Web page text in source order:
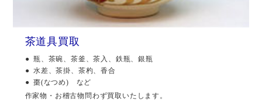
茶道具買取
瓶、茶碗、茶釜、茶入、鉄瓶、銀瓶
水差、茶掛、茶杓、香合
棗(なつめ) など
作家物・お稽古物問わず買取いたします。